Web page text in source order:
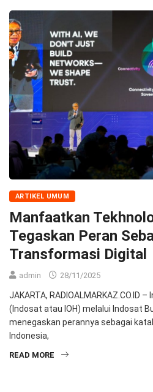
ARTIKEL UMUM
Manfaatkan
Tegaskan Peran
Transformasi Digital
admin 28/11/2025
JAKARTA, RADIOALMARKAZ.CO.ID
(Indosat atau IOH) melalui Indosat
menegaskan perannya sebagai
Indonesia,
READ MORE